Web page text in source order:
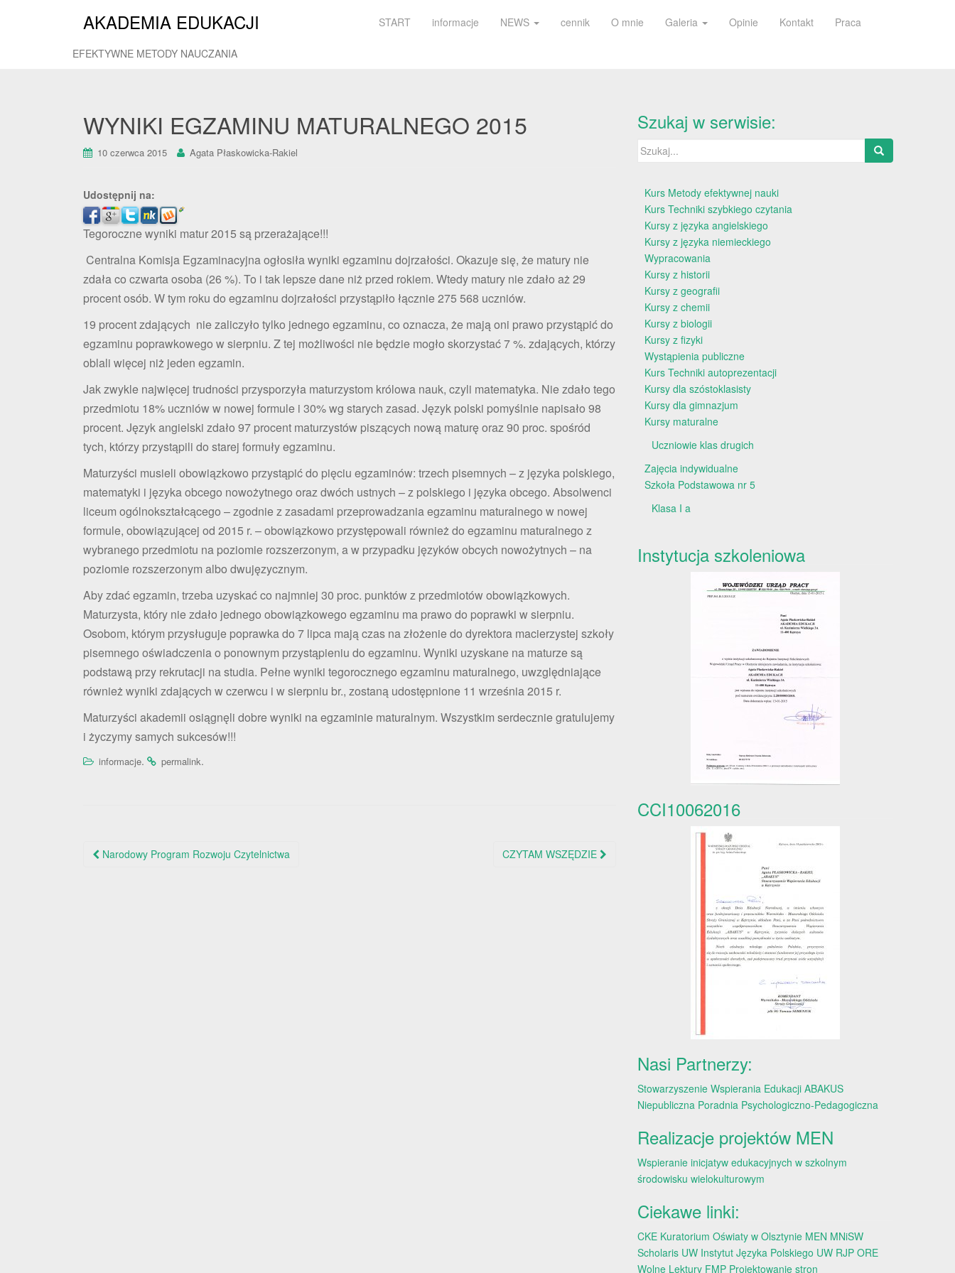
AKADEMIA EDUKACJI
EFEKTYWNE METODY NAUCZANIA
START informacje NEWS cennik O mnie Galeria Opinie Kontakt Praca
WYNIKI EGZAMINU MATURALNEGO 2015
10 czerwca 2015 Agata Płaskowicka-Rakiel
Udostępnij na:
Tegoroczne wyniki matur 2015 są przerażające!!!
Centralna Komisja Egzaminacyjna ogłosiła wyniki egzaminu dojrzałości. Okazuje się, że matury nie
zdała co czwarta osoba (26 %). To i tak lepsze dane niż przed rokiem. Wtedy matury nie zdało aż 29
procent osób. W tym roku do egzaminu dojrzałości przystąpiło łącznie 275 568 uczniów.
19 procent zdających nie zaliczyło tylko jednego egzaminu, co oznacza, że mają oni prawo przystąpić do
egzaminu poprawkowego w sierpniu. Z tej możliwości nie będzie mogło skorzystać 7 %. zdających, którzy
oblali więcej niż jeden egzamin.
Jak zwykle najwięcej trudności przysporzyła maturzystom królowa nauk, czyli matematyka. Nie zdało tego
przedmiotu 18% uczniów w nowej formule i 30% wg starych zasad. Język polski pomyślnie napisało 98
procent. Język angielski zdało 97 procent maturzystów piszących nową maturę oraz 90 proc. spośród
tych, którzy przystąpili do starej formuły egzaminu.
Maturzyści musieli obowiązkowo przystąpić do pięciu egzaminów: trzech pisemnych – z języka polskiego,
matematyki i języka obcego nowożytnego oraz dwóch ustnych – z polskiego i języka obcego. Absolwenci
liceum ogólnokształcącego – zgodnie z zasadami przeprowadzania egzaminu maturalnego w nowej
formule, obowiązującej od 2015 r. – obowiązkowo przystępowali również do egzaminu maturalnego z
wybranego przedmiotu na poziomie rozszerzonym, a w przypadku języków obcych nowożytnych – na
poziomie rozszerzonym albo dwujęzycznym.
Aby zdać egzamin, trzeba uzyskać co najmniej 30 proc. punktów z przedmiotów obowiązkowych.
Maturzysta, który nie zdało jednego obowiązkowego egzaminu ma prawo do poprawki w sierpniu.
Osobom, którym przysługuje poprawka do 7 lipca mają czas na złożenie do dyrektora macierzystej szkoły
pisemnego oświadczenia o ponownym przystąpieniu do egzaminu. Wyniki uzyskane na maturze są
podstawą przy rekrutacji na studia. Pełne wyniki tegorocznego egzaminu maturalnego, uwzględniające
również wyniki zdających w czerwcu i w sierpniu br., zostaną udostępnione 11 września 2015 r.
Maturzyści akademii osiągnęli dobre wyniki na egzaminie maturalnym. Wszystkim serdecznie gratulujemy
i życzymy samych sukcesów!!!
informacje. permalink.
Nawigacja
Narodowy Program Rozwoju Czytelnictwa CZYTAM WSZĘDZIE
Szukaj w serwisie:
Szukaj:
Kurs Metody efektywnej nauki
Kurs Techniki szybkiego czytania
Kursy z języka angielskiego
Kursy z języka niemieckiego
Wypracowania
Kursy z historii
Kursy z geografii
Kursy z chemii
Kursy z biologii
Kursy z fizyki
Wystąpienia publiczne
Kurs Techniki autoprezentacji
Kursy dla szóstoklasisty
Kursy dla gimnazjum
Kursy maturalne
Uczniowie klas drugich
Zajęcia indywidualne
Szkoła Podstawowa nr 5
Klasa I a
Instytucja szkoleniowa
CCI10062016
Nasi Partnerzy:
Stowarzyszenie Wspierania Edukacji ABAKUS
Niepubliczna Poradnia Psychologiczno-Pedagogiczna
Realizacje projektów MEN
Wspieranie inicjatyw edukacyjnych w szkolnym
środowisku wielokulturowym
Ciekawe linki:
CKE Kuratorium Oświaty w Olsztynie MEN MNiSW
Scholaris UW Instytut Języka Polskiego UW RJP ORE
Wolne Lektury FMP Projektowanie stron